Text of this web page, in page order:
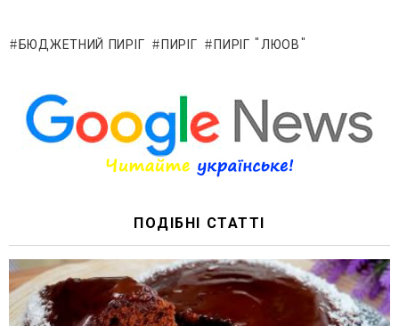
БЮДЖЕТНИЙ ПИРІГ ПИРІГ ПИРІГ "ЛЮОВ"
ПОДІБНІ СТАТТІ